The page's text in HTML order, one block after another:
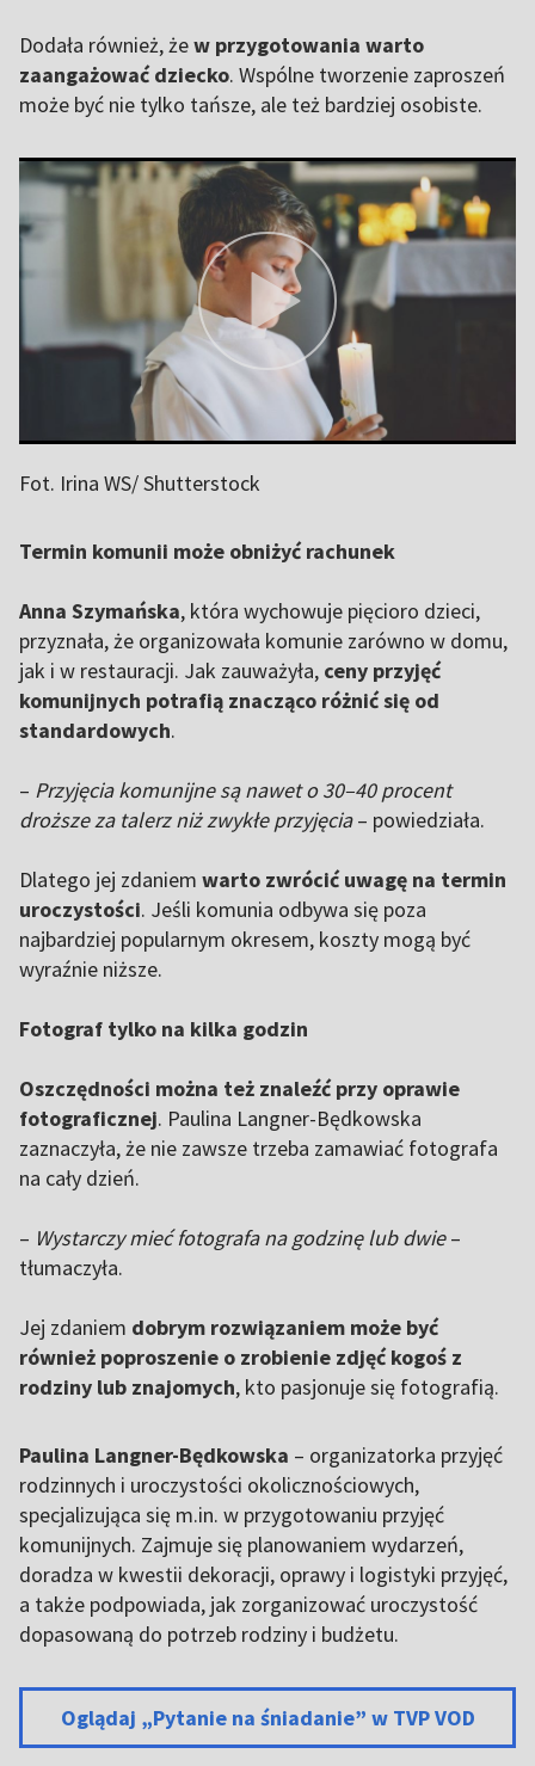
Dodała również, żew przygotowania warto
zaangażować dziecko. Wspólne tworzenie zaproszeń
może być nie tylko tańsze, ale też bardziej osobiste.
Fot. Irina WS/ Shutterstock
Termin komunii może obniżyć rachunek
Anna Szymańska, która wychowuje pięcioro dzieci,
przyznała, że organizowała komunie zarówno w domu,
jak i w restauracji. Jak zauważyła, ceny przyjęć
komunijnych potrafią znacząco różnić się od
standardowych.
– Przyjęcia komunijne są nawet o 30–40 procent
droższe za talerz niż zwykłe przyjęcia– powiedziała.
Dlatego jej zdaniem warto zwrócić uwagę na termin
uroczystości. Jeśli komunia odbywa się poza
najbardziej popularnym okresem, koszty mogą być
wyraźnie niższe.
Fotograf tylko na kilka godzin
Oszczędności można też znaleźć przy oprawie
fotograficznej. Paulina Langner-Będkowska
zaznaczyła, że nie zawsze trzeba zamawiać fotografa
na cały dzień.
– Wystarczy mieć fotografa na godzinę lub dwie–
tłumaczyła.
Jej zdaniem dobrym rozwiązaniem może być
również poproszenie o zrobienie zdjęć kogoś z
rodziny lub znajomych, kto pasjonuje się fotografią.
Paulina Langner-Będkowska – organizatorka przyjęć
rodzinnych i uroczystości okolicznościowych,
specjalizująca się m.in. w przygotowaniu przyjęć
komunijnych. Zajmuje się planowaniem wydarzeń,
doradza w kwestii dekoracji, oprawy i logistyki przyjęć,
a także podpowiada, jak zorganizować uroczystość
dopasowaną do potrzeb rodziny i budżetu.
Oglądaj „Pytanie na śniadanie” w TVP VOD